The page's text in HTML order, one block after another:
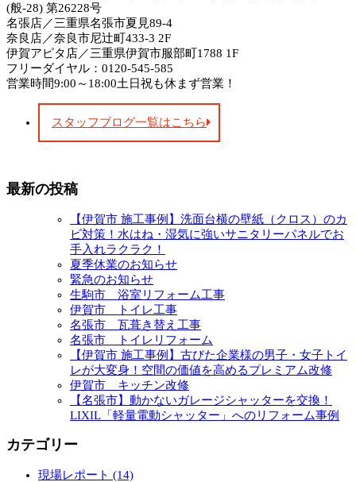
(般-28) 第26228号
名張店／三重県名張市夏見89-4
奈良店／奈良市尼辻町433-3 2F
伊賀アピタ店／三重県伊賀市服部町1788 1F
フリーダイヤル：0120-545-585
営業時間9:00～18:00土日祝も休まず営業！
スタッフブログ一覧はこちら
最新の投稿
【伊賀市 施工事例】洗面台横の壁紙（クロス）のカ
ビ対策！水はね・湿気に強いサニタリーパネルでお
手入れラクラク！
夏季休業のお知らせ
緊急のお知らせ
生駒市 浴室リフォーム工事
伊賀市 トイレ工事
名張市 瓦葺き替え工事
名張市 トイレリフォーム
【伊賀市 施工事例】古びた企業様の男子・女子トイ
レが大変身！空間の価値を高めるプレミアム改修
伊賀市 キッチン改修
【名張市】動かないガレージシャッターを交換！
LIXIL「軽量電動シャッター」へのリフォーム事例
カテゴリー
現場レポート (14)